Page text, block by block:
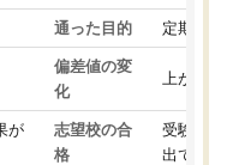
が
通った目的 定期テス
偏差値の変
化
上がった
志望校の合
格
受験して
出ていな